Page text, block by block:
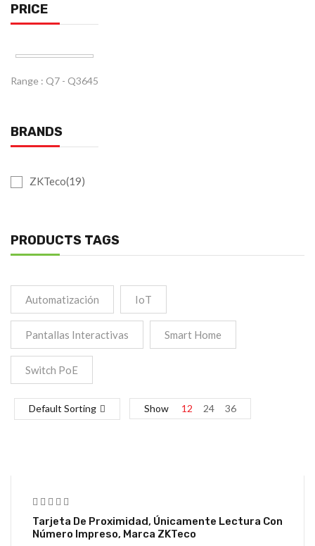
PRICE
Range : Q7 - Q3645
BRANDS
ZKTeco(19)
PRODUCTS TAGS
Automatización IoT
Pantallas Interactivas Smart Home
Switch PoE
Default Sorting Show 12 24 36
Tarjeta De Proximidad, Únicamente Lectura Con
Número Impreso, Marca ZKTeco